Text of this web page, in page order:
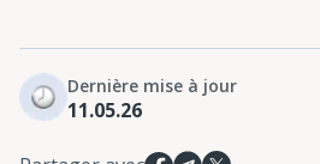
Dernière mise à jour
11.05.26